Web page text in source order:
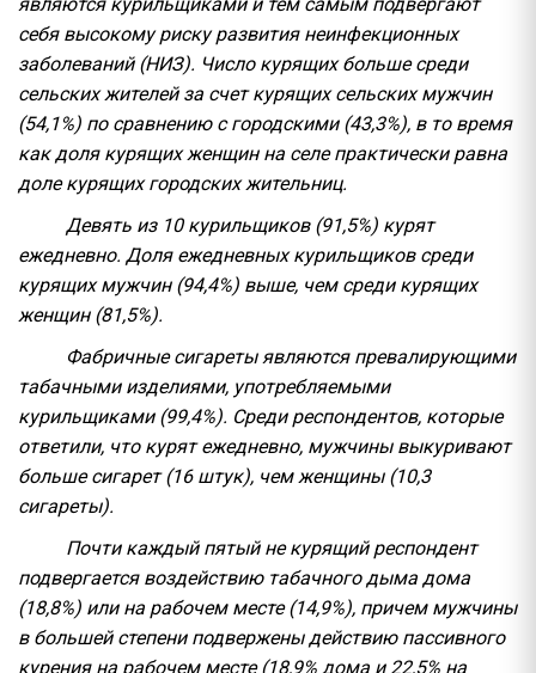
себя высокому риску развития неинфекционных
заболеваний (НИЗ). Число курящих больше среди
сельских жителей за счет курящих сельских мужчин
(54,1%) по сравнению с городскими (43,3%), в то время
как доля курящих женщин на селе практически равна
доле курящих городских жительниц.
Девять из 10 курильщиков (91,5%) курят
ежедневно. Доля ежедневных курильщиков среди
курящих мужчин (94,4%) выше, чем среди курящих
женщин (81,5%).
Фабричные сигареты являются превалирующими
табачными изделиями, употребляемыми
курильщиками (99,4%). Среди респондентов, которые
ответили, что курят ежедневно, мужчины выкуривают
больше сигарет (16 штук), чем женщины (10,3
сигареты).
Почти каждый пятый не курящий респондент
подвергается воздействию табачного дыма дома
(18,8%) или на рабочем месте (14,9%), причем мужчины
в большей степени подвержены действию пассивного
курения на рабочем месте (18,9% дома и 22,5% на